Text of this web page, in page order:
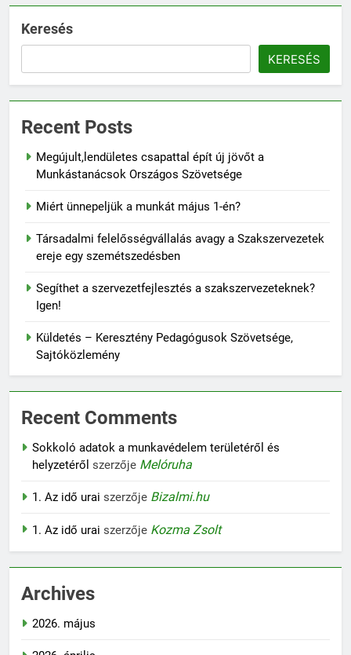
Keresés
KERESÉS
Recent Posts
Megújult,lendületes csapattal épít új jövőt a
Munkástanácsok Országos Szövetsége
Miért ünnepeljük a munkát május 1-én?
Társadalmi felelősségvállalás avagy a Szakszervezetek
ereje egy szemétszedésben
Segíthet a szervezetfejlesztés a szakszervezeteknek?
Igen!
Küldetés – Keresztény Pedagógusok Szövetsége,
Sajtóközlemény
Recent Comments
Sokkoló adatok a munkavédelem területéről és
helyzetéről szerzője Melóruha
1. Az idő urai szerzője Bizalmi.hu
1. Az idő urai szerzője Kozma Zsolt
Archives
2026. május